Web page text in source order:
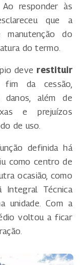
responder às
que a
manutenção do
do termo.
deve restituir
da cessão,
além de
e prejuízos
de uso.
definida há
como centro de
ocasião, como
Integral Técnica
unidade. Com a
voltou a ficar